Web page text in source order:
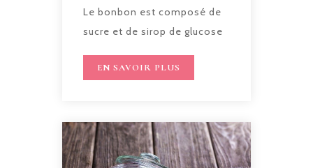
Le bonbon est composé de
sucre et de sirop de glucose
EN SAVOIR PLUS